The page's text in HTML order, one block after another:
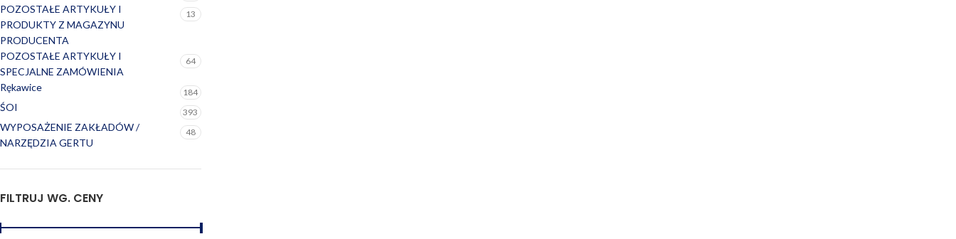
POZOSTAŁE ARTYKUŁY I
PRODUKTY Z MAGAZYNU
PRODUCENTA
13
POZOSTAŁE ARTYKUŁY I
SPECJALNE ZAMÓWIENIA
64
Rękawice 184
ŚOI 393
WYPOSAŻENIE ZAKŁADÓW /
NARZĘDZIA GERTU
48
FILTRUJ WG. CENY